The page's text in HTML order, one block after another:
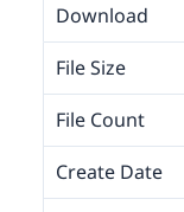
Download
File Size
File Count
Create Date